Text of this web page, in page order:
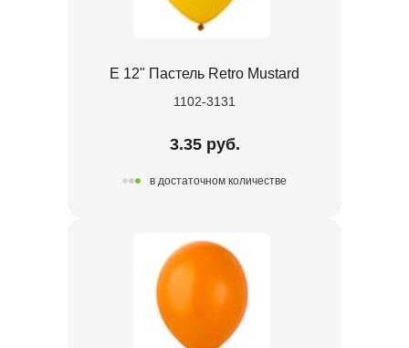
Е 12" Пастель Retro Mustard
1102-3131
3.35 руб.
в достаточном количестве